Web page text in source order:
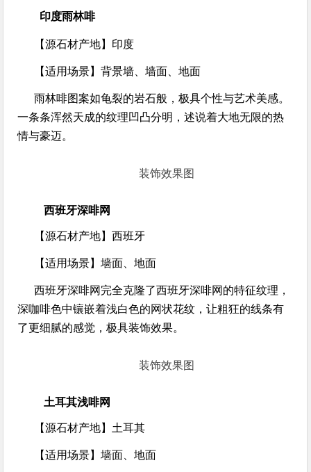
印度雨林啡
【源石材产地】 印度
【适用场景】背景墙、墙面、地面
雨林啡图案如龟裂的岩石般，极具个性与艺术美感。
一条条浑然天成的纹理凹凸分明，述说着大地无限的热
情与豪迈。
装饰效果图
西班牙深啡网
【源石材产地】西班牙
【适用场景】墙面、地面
西班牙深啡网完全克隆了西班牙深啡网的特征纹理，
深咖啡色中镶嵌着浅白色的网状花纹，让粗狂的线条有
了更细腻的感觉，极具装饰效果。
装饰效果图
土耳其浅啡网
【源石材产地】 土耳其
【适用场景】墙面、地面